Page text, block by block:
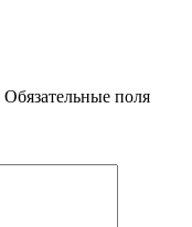
Обязательные поля